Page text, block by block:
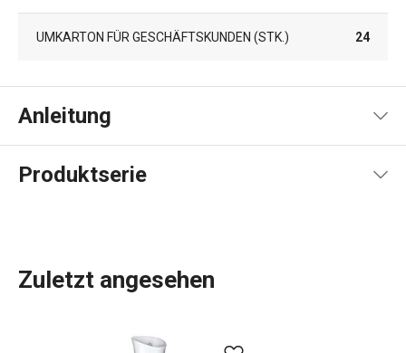
UMKARTON FÜR GESCHÄFTSKUNDEN (STK.) 24
Anleitung
Gebrauchsanleitung & Sicherheitsinformationen
Produktserie
Zuletzt angesehen